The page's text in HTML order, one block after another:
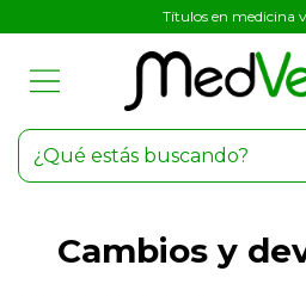
Títulos en medicina
Cambios y